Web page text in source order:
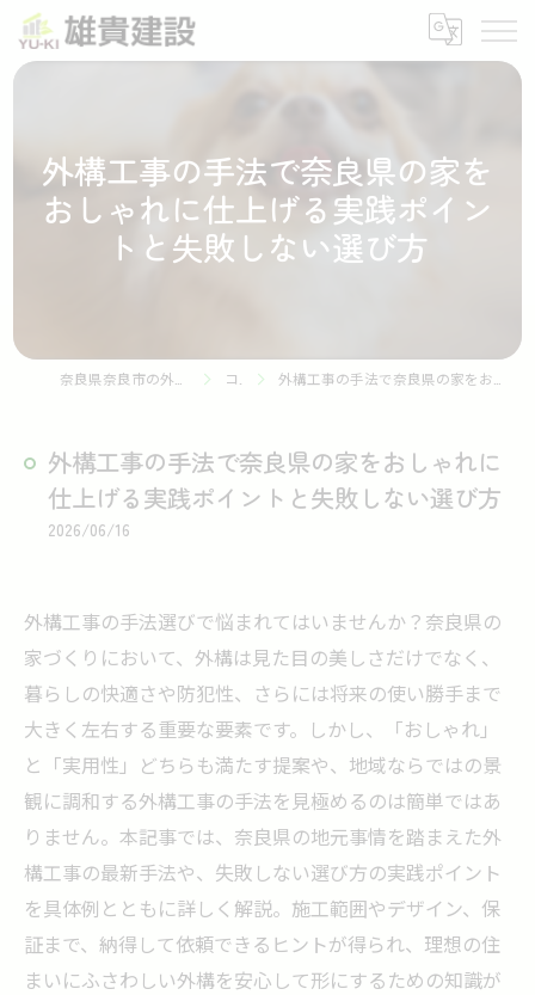
外構工事の手法で奈良県の家を
おしゃれに仕上げる実践ポイン
トと失敗しない選び方
コラム 外構工事の手法で奈良県の家をおしゃれに仕上げる実践ポイントと失敗しない選び方
外構工事の手法で奈良県の家をおしゃれに
仕上げる実践ポイントと失敗しない選び方
2026/06/16
外構工事の手法選びで悩まれてはいませんか？奈良県の
家づくりにおいて、外構は見た目の美しさだけでなく、
暮らしの快適さや防犯性、さらには将来の使い勝手まで
大きく左右する重要な要素です。しかし、「おしゃれ」
と「実用性」どちらも満たす提案や、地域ならではの景
観に調和する外構工事の手法を見極めるのは簡単ではあ
りません。本記事では、奈良県の地元事情を踏まえた外
構工事の最新手法や、失敗しない選び方の実践ポイント
を具体例とともに詳しく解説。施工範囲やデザイン、保
証まで、納得して依頼できるヒントが得られ、理想の住
まいにふさわしい外構を安心して形にするための知識が